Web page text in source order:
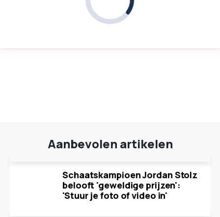
Aanbevolen artikelen
Schaatskampioen Jordan Stolz
belooft 'geweldige prijzen':
'Stuur je foto of video in'